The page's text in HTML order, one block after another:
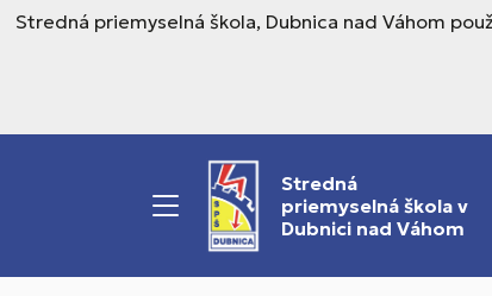
Stredná priemyselná škola, Dubnica nad Váhom
Stredná
priemyselná škola v
Dubnici nad Váhom